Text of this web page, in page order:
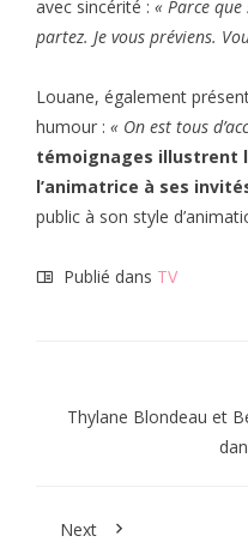
avec sincérité : « Parce
partez. Je vous préviens.
Louane, également
humour : « On est tous
témoignages illustrent
l’animatrice à ses
public à son style
Publié dans TV
Thylane Blondeau et
Next